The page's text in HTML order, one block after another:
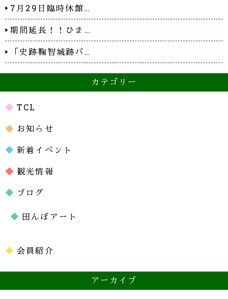
7月29日臨時休館…
期間延長！！ひま…
「史跡鞠智城跡パ…
カテゴリー
TCL
お知らせ
新着イベント
観光情報
ブログ
田んぼアート
会員紹介
アーカイブ